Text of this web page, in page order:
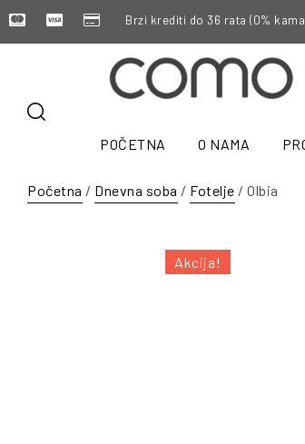
Brzi krediti do 36 rata (0%
POČETNA O NAMA
Početna / Dnevna soba / Fotelje / Olbia
Akcija!